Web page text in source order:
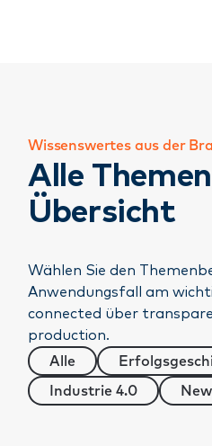
Wissenswertes aus der
Alle
Übersicht
Wählen Sie den
Anwendungsfall am
connected über
production.
Alle
Industrie 4.0